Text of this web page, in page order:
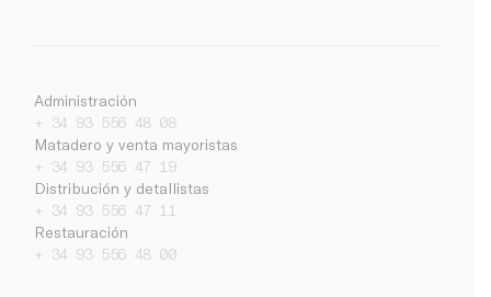
Empresa
Administración
+ 34 93 556 48 08
Matadero y venta mayoristas
+ 34 93 556 47 19
Distribución y detallistas
+ 34 93 556 47 11
Restauración
+ 34 93 556 48 00